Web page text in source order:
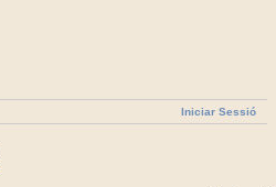
Iniciar Sessió